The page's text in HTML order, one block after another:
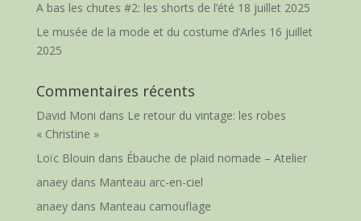
A bas les chutes #2: les shorts de l’été 18 juillet 2025
Le musée de la mode et du costume d’Arles 16 juillet
2025
Commentaires récents
David Moni dans Le retour du vintage: les robes
« Christine »
Loïc Blouin dans Ébauche de plaid nomade – Atelier
anaeydans Manteau arc-en-ciel
anaeydans Manteau camouflage